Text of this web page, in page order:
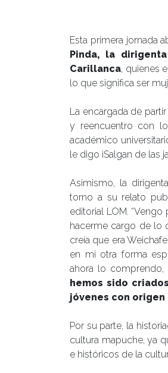
Esta primera jornada
Pinda, la
Carillanca, quienes
lo que significa ser
La encargada de
y reencuentro con
académico
le digo ¡Salgan de las
Asimismo, la
torno a su relato
editorial LOM.
hacerme cargo de lo
creía que era
en mi otra forma
ahora lo
hemos sido
jóvenes con origen
Por su parte, la
cultura mapuche, ya
e históricos de la